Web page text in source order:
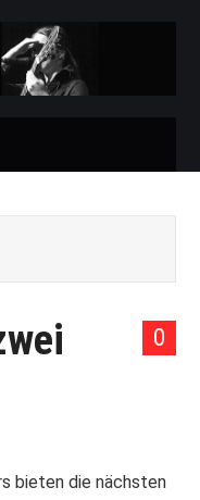
0
bieten die nächsten